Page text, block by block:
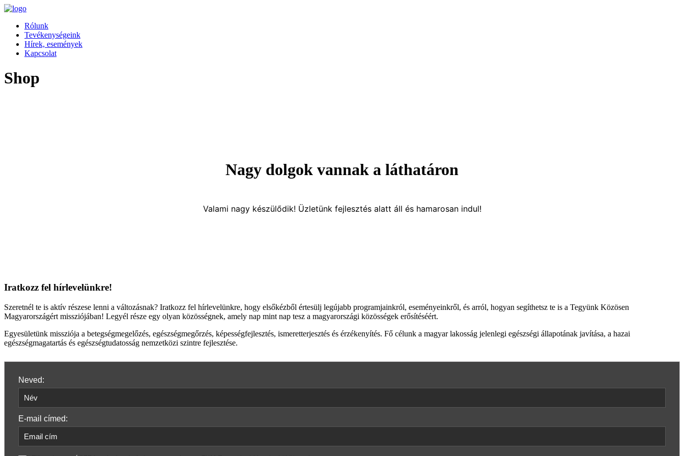
Rólunk
Tevékenységeink
Hírek, események
Kapcsolat
Shop
Nagy dolgok vannak a láthatáron
Valami nagy készülődik! Üzletünk fejlesztés alatt áll és hamarosan indul!
Iratkozz fel hírlevelünkre!
Szeretnél te is aktív részese lenni a változásnak? Iratkozz fel hírlevelünkre, hogy elsőkézből értesülj legújabb programjainkról, eseményeinkről, és arról, hogyan segíthetsz te is a Tegyünk Közösen
Magyarországért missziójában! Legyél része egy olyan közösségnek, amely nap mint nap tesz a magyarországi közösségek erősítéséért.
Egyesületünk missziója a betegségmegelőzés, egészségmegőrzés, képességfejlesztés, ismeretterjesztés és érzékenyítés. Fő célunk a magyar lakosság jelenlegi egészségi állapotának javítása, a hazai
egészségmagatartás és egészségtudatosság nemzetközi szintre fejlesztése.
Neved:
E-mail címed: